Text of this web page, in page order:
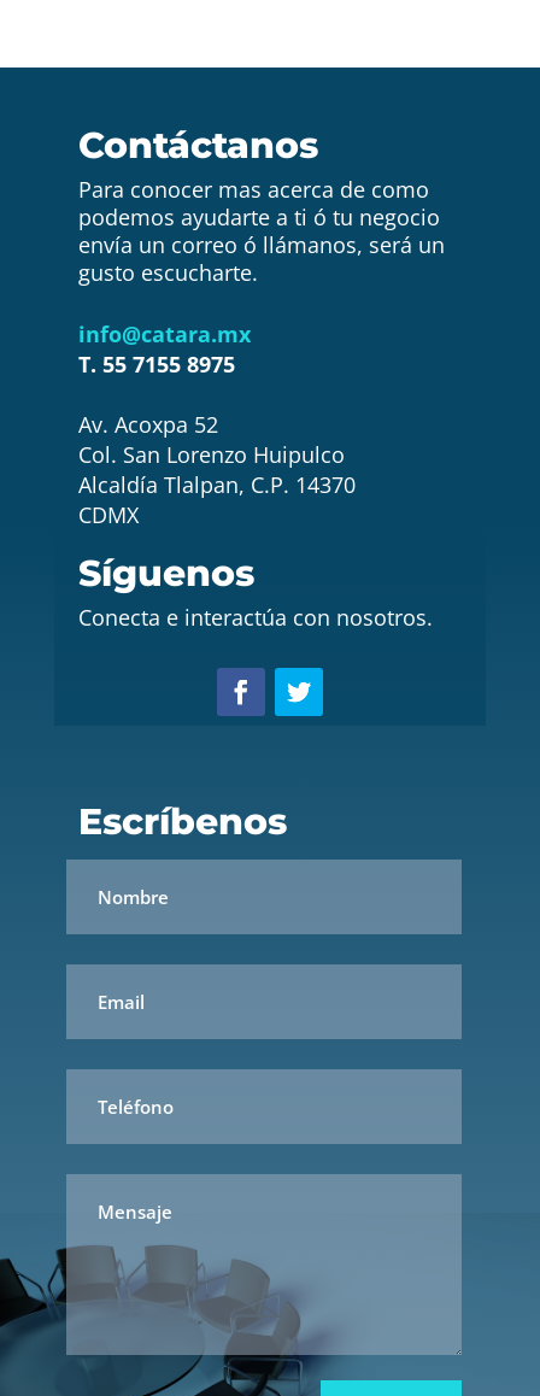
Contáctanos
Para conocer mas acerca de como
podemos ayudarte a ti ó tu negocio
envía un correo ó llámanos, será un
gusto escucharte.
info@catara.mx
T. 55 7155 8975
Av. Acoxpa 52
Col. San Lorenzo Huipulco
Alcaldía Tlalpan, C.P. 14370
CDMX
Síguenos
Conecta e interactúa con nosotros.
Escríbenos